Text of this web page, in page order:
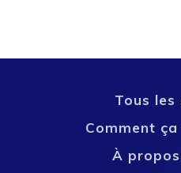
Tous les
Comment
À